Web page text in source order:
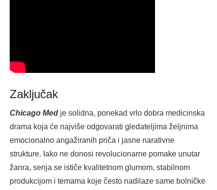
Zaključak
Chicago Med je solidna, ponekad vrlo dobra medicinska
drama koja će najviše odgovarati gledateljima željnima
emocionalno angažiranih priča i jasne narativne
strukture. Iako ne donosi revolucionarne pomake unutar
žanra, serija se ističe kvalitetnom glumom, stabilnom
produkcijom i temama koje često nadilaze same bolničke